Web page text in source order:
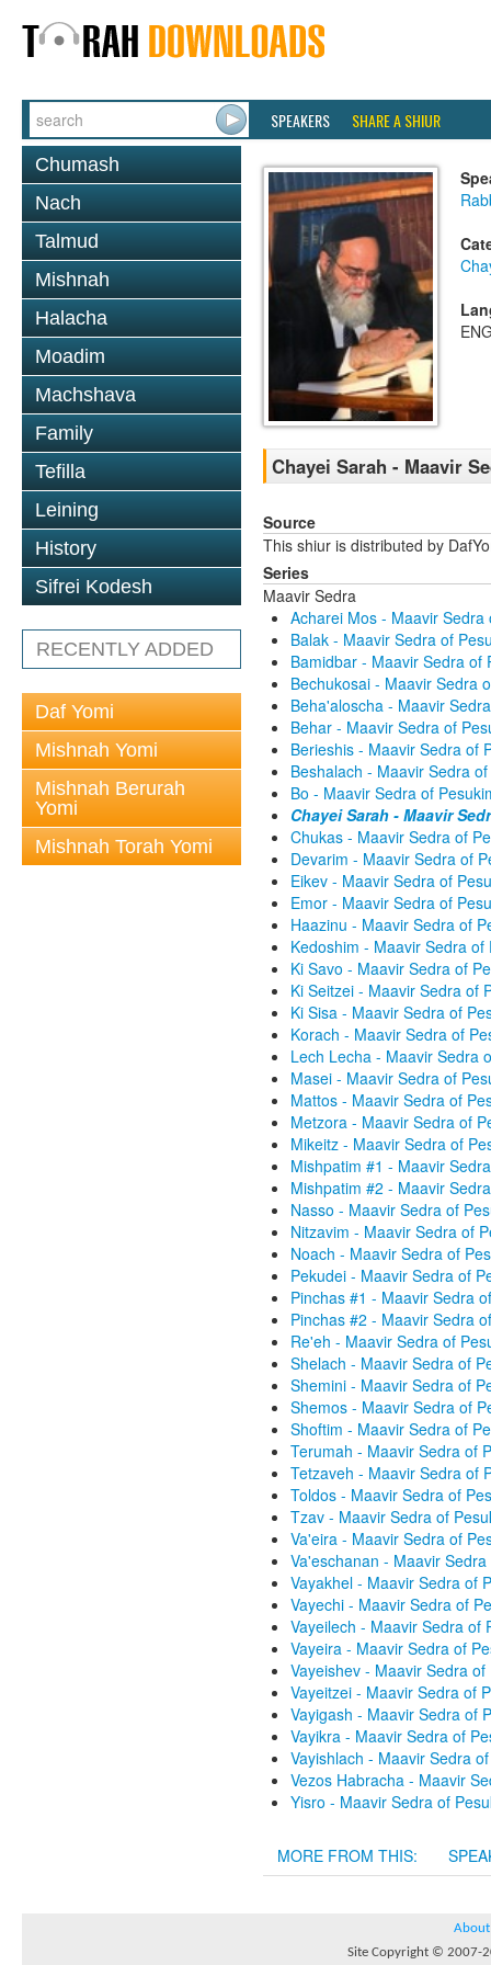
SPEAKERS SHARE A SHIUR
Chumash
Nach
Talmud
Mishnah
Halacha
Moadim
Machshava
Family
Tefilla
Leining
History
Sifrei Kodesh
RECENTLY ADDED
Daf Yomi
Mishnah Yomi
Mishnah Berurah
Yomi
Mishnah Torah Yomi
Chayei Sarah - Maavir
Source
This shiur is distributed by
Series
Maavir Sedra
Acharei Mos - Maavir
Balak - Maavir Sedra of
Bamidbar - Maavir Sedra of
Bechukosai - Maavir Sedra
Beha'aloscha - Maavir
Behar - Maavir Sedra of
Berieshis - Maavir Sedra of
Beshalach - Maavir Sedra
Bo - Maavir Sedra of
Chayei Sarah - Maavir
Chukas - Maavir Sedra of
Devarim - Maavir Sedra of
Eikev - Maavir Sedra of
Emor - Maavir Sedra of
Haazinu - Maavir Sedra of
Kedoshim - Maavir Sedra
Ki Savo - Maavir Sedra of
Ki Seitzei - Maavir Sedra of
Ki Sisa - Maavir Sedra of
Korach - Maavir Sedra of
Lech Lecha - Maavir Sedra
Masei - Maavir Sedra of
Mattos - Maavir Sedra of
Metzora - Maavir Sedra of
Mikeitz - Maavir Sedra of
Mishpatim #1 - Maavir
Mishpatim #2 - Maavir
Nasso - Maavir Sedra of
Nitzavim - Maavir Sedra of
Noach - Maavir Sedra of
Pekudei - Maavir Sedra of
Pinchas #1 - Maavir Sedra
Pinchas #2 - Maavir Sedra
Re'eh - Maavir Sedra of
Shelach - Maavir Sedra of
Shemini - Maavir Sedra of
Shemos - Maavir Sedra of
Shoftim - Maavir Sedra of
Terumah - Maavir Sedra of
Tetzaveh - Maavir Sedra of
Toldos - Maavir Sedra of
Tzav - Maavir Sedra of
Va'eira - Maavir Sedra of
Va'eschanan - Maavir
Vayakhel - Maavir Sedra of
Vayechi - Maavir Sedra of
Vayeilech - Maavir Sedra of
Vayeira - Maavir Sedra of
Vayeishev - Maavir Sedra
Vayeitzei - Maavir Sedra of
Vayigash - Maavir Sedra of
Vayikra - Maavir Sedra of
Vayishlach - Maavir Sedra
Vezos Habracha - Maavir
Yisro - Maavir Sedra of
MORE FROM THIS:
About
Site Copyright © 2007-